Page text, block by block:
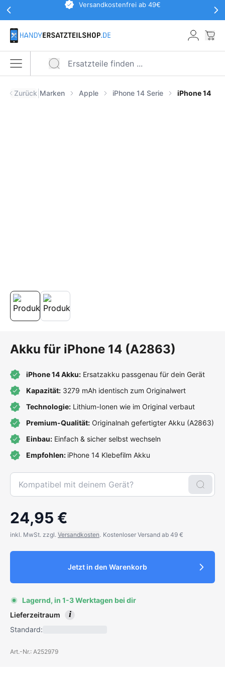
Zum Hauptinhalt springen
Werbeaktionen KopfzeileVersandkostenfrei ab 49€
Menü öffnen
Zurück Marken Apple iPhone 14 Serie iPhone 14
Akku für iPhone 14 (A2863)
iPhone 14 Akku: Ersatzakku passgenau für dein Gerät
Kapazität: 3279 mAh identisch zum Originalwert
Technologie: Lithium-Ionen wie im Original verbaut
Premium-Qualität: Originalnah gefertigter Akku (A2863)
Einbau: Einfach & sicher selbst wechseln
Empfohlen: iPhone 14 Klebefilm Akku
24,95 €
inkl. MwSt. zzgl. Versandkosten. Kostenloser Versand ab 49 €
Jetzt in den Warenkorb
Lagernd, in 1-3 Werktagen bei dir
Lieferzeitraum
i
Standard:
Art.-Nr.: A252979